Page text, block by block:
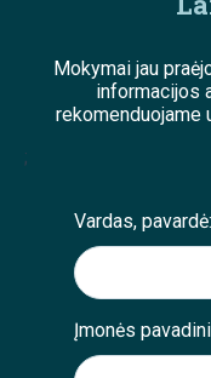
Mokymai jau
informacijos
rekomenduojame
;
Vardas, pavardė:
Įmonės